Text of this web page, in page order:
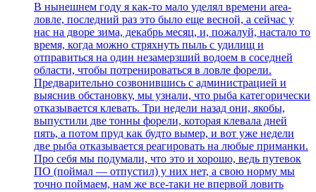
В нынешнем году я как-то мало уделял времени area-
ловле, последний раз это было еще весной, а сейчас у
нас на дворе зима, декабрь месяц, и, пожалуй, настало то
время, когда можно стряхнуть пыль с удилищ и
отправиться на один незамерзший водоем в соседней
области, чтобы потренироваться в ловле форели.
Предварительно созвонившись с администрацией и
выяснив обстановку, мы узнали, что рыба категорически
отказывается клевать. Три недели назад они, якобы,
выпустили две тонны форели, которая клевала дней
пять, а потом пруд как будто вымер, и вот уже недели
две рыба отказывается реагировать на любые приманки.
Про себя мы подумали, что это и хорошо, ведь путевок
ПО (поймал — отпустил) у них нет, а свою норму мы
точно поймаем, нам же все-таки не впервой ловить